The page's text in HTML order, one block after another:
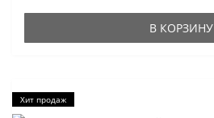
В КОРЗИНУ
Хит продаж